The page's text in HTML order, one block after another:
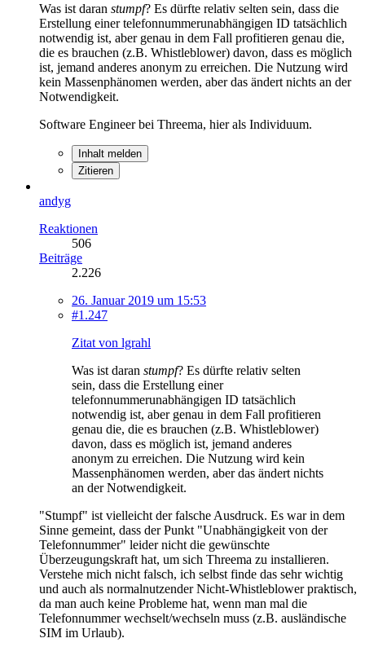
Was ist daran stumpf? Es dürfte relativ selten sein, dass die
Erstellung einer telefonnummerunabhängigen ID tatsächlich
notwendig ist, aber genau in dem Fall profitieren genau die,
die es brauchen (z.B. Whistleblower) davon, dass es möglich
ist, jemand anderes anonym zu erreichen. Die Nutzung wird
kein Massenphänomen werden, aber das ändert nichts an der
Notwendigkeit.
Software Engineer bei Threema, hier als Individuum.
Inhalt melden
Zitieren
andyg
Reaktionen
506
Beiträge
2.226
26. Januar 2019 um 15:53
#1.247
Zitat von lgrahl
Was ist daran stumpf? Es dürfte relativ selten
sein, dass die Erstellung einer
telefonnummerunabhängigen ID tatsächlich
notwendig ist, aber genau in dem Fall profitieren
genau die, die es brauchen (z.B. Whistleblower)
davon, dass es möglich ist, jemand anderes
anonym zu erreichen. Die Nutzung wird kein
Massenphänomen werden, aber das ändert nichts
an der Notwendigkeit.
"Stumpf" ist vielleicht der falsche Ausdruck. Es war in dem
Sinne gemeint, dass der Punkt "Unabhängigkeit von der
Telefonnummer" leider nicht die gewünschte
Überzeugungskraft hat, um sich Threema zu installieren.
Verstehe mich nicht falsch, ich selbst finde das sehr wichtig
und auch als normalnutzender Nicht-Whistleblower praktisch,
da man auch keine Probleme hat, wenn man mal die
Telefonnummer wechselt/wechseln muss (z.B. ausländische
SIM im Urlaub).